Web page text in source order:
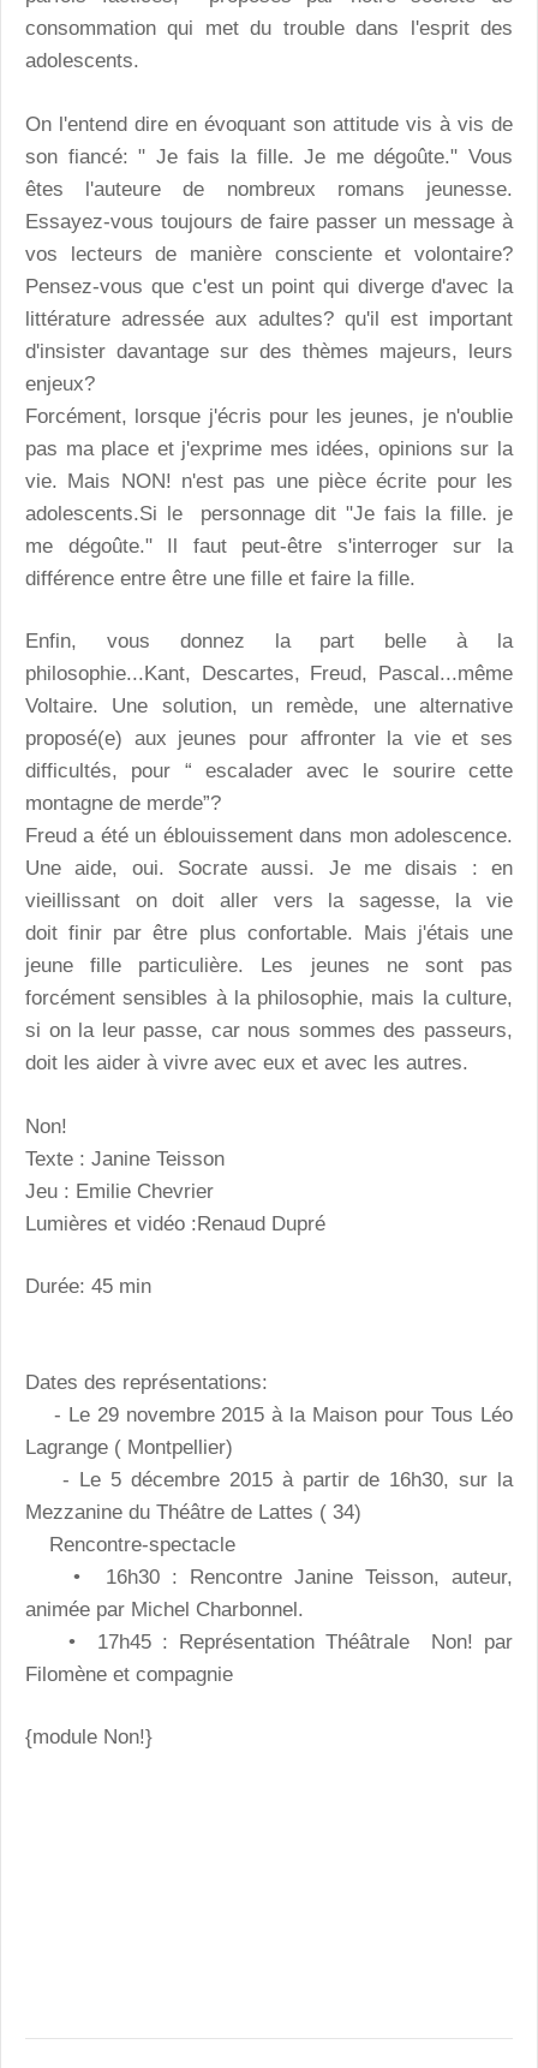
consommation qui met du trouble dans l'esprit des
adolescents.
On l'entend dire en évoquant son attitude vis à vis de
son fiancé: " Je fais la fille. Je me dégoûte." Vous
êtes l'auteure de nombreux romans jeunesse.
Essayez-vous toujours de faire passer un message à
vos lecteurs de manière consciente et volontaire?
Pensez-vous que c'est un point qui diverge d'avec la
littérature adressée aux adultes? qu'il est important
d'insister davantage sur des thèmes majeurs, leurs
enjeux?
Forcément, lorsque j'écris pour les jeunes, je n'oublie
pas ma place et j'exprime mes idées, opinions sur la
vie. Mais NON! n'est pas une pièce écrite pour les
adolescents.Si le personnage dit "Je fais la fille. je
me dégoûte." Il faut peut-être s'interroger sur la
différence entre être une fille et faire la fille.
Enfin, vous donnez la part belle à la
philosophie...Kant, Descartes, Freud, Pascal...même
Voltaire. Une solution, un remède, une alternative
proposé(e) aux jeunes pour affronter la vie et ses
difficultés, pour “ escalader avec le sourire cette
montagne de merde”?
Freud a été un éblouissement dans mon adolescence.
Une aide, oui. Socrate aussi. Je me disais : en
vieillissant on doit aller vers la sagesse, la vie
doit finir par être plus confortable. Mais j'étais une
jeune fille particulière. Les jeunes ne sont pas
forcément sensibles à la philosophie, mais la culture,
si on la leur passe, car nous sommes des passeurs,
doit les aider à vivre avec eux et avec les autres.
Non!
Texte : Janine Teisson
Jeu : Emilie Chevrier
Lumières et vidéo :Renaud Dupré
Durée: 45 min
Dates des représentations:
- Le 29 novembre 2015 à la Maison pour Tous Léo
Lagrange ( Montpellier)
- Le 5 décembre 2015 à partir de 16h30, sur la
Mezzanine du Théâtre de Lattes ( 34)
Rencontre-spectacle
• 16h30 : Rencontre Janine Teisson, auteur,
animée par Michel Charbonnel.
• 17h45 : Représentation Théâtrale Non! par
Filomène et compagnie
{module Non!}